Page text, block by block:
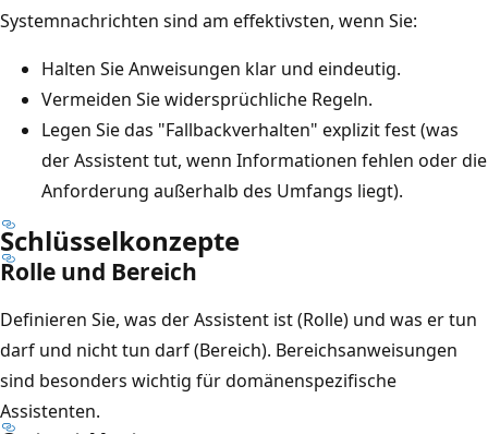
Systemnachrichten sind am effektivsten, wenn Sie:
Halten Sie Anweisungen klar und eindeutig.
Vermeiden Sie widersprüchliche Regeln.
Legen Sie das "Fallbackverhalten" explizit fest (was
der Assistent tut, wenn Informationen fehlen oder die
Anforderung außerhalb des Umfangs liegt).
Schlüsselkonzepte
Rolle und Bereich
Definieren Sie, was der Assistent ist (Rolle) und was er tun
darf und nicht tun darf (Bereich). Bereichsanweisungen
sind besonders wichtig für domänenspezifische
Assistenten.